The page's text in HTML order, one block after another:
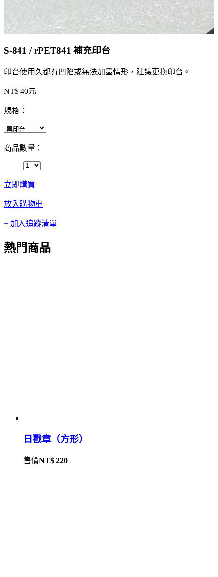
S-841 / rPET841 補充印台
印台使用久都有凹陷或無法加墨情形，建議更換印台。
NT$ 40元
規格：
商品數量：
立即購買
放入購物車
+ 加入追蹤清單
熱門商品
日戳章（方形）
售價NT$ 220